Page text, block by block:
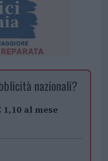
nazionali?
1,10 al mese